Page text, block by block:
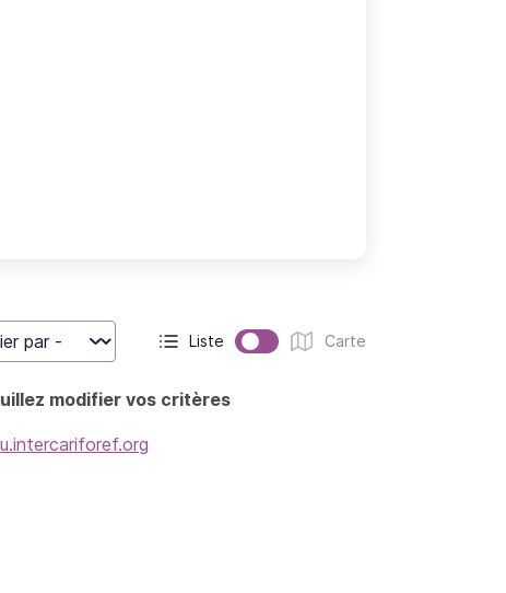
Affichage actif :
Liste
Affichage :
Carte
modifier vos critères